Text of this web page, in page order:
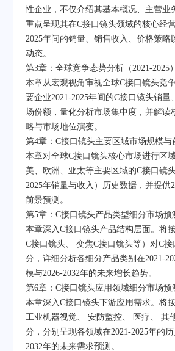
性企业，不仅介绍其基本概况、主营业
重点呈现其在C接口镜头领域的核心经
2025年间的销量、销售收入、价格策略
动态。
第3章：全球竞争态势分析（2021-2025）
本章从宏观视角审视全球C接口镜头竞
要企业2021-2025年间的C接口镜头销
场份额，量化分析市场集中度，并解读
略与市场地位演变。
第4章：C接口镜头主要区域市场规模与
本章对全球C接口镜头核心市场进行区
美、欧洲、亚太等主要区域的C接口镜
2025年销量与收入）历史数据，并提供
前景预测。
第5章：C接口镜头产品类型细分市场预
本章深入C接口镜头产品结构层面。将
C接口镜头、 变焦C接口镜头等）对C
分，详细分析各细分产品类别在2021-
模与2026-2032年的未来增长趋势。
第6章：C接口镜头应用领域细分市场预
本章深入C接口镜头下游应用需求。将
工业机器视觉、 安防监控、 医疗、 其
分，分别呈现各领域在2021-2025年的
2032年的未来需求预测。